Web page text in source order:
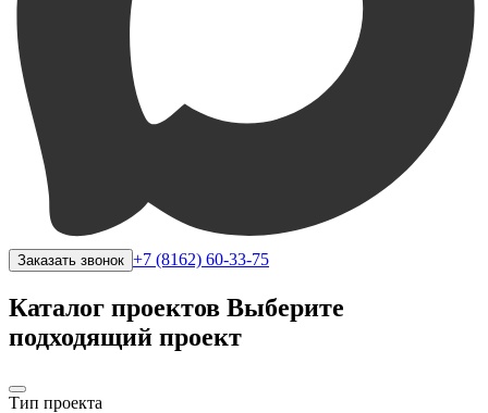
Заказать звонок +7 (8162) 60-33-75
Каталог проектов Выберите
подходящий проект
Тип проекта